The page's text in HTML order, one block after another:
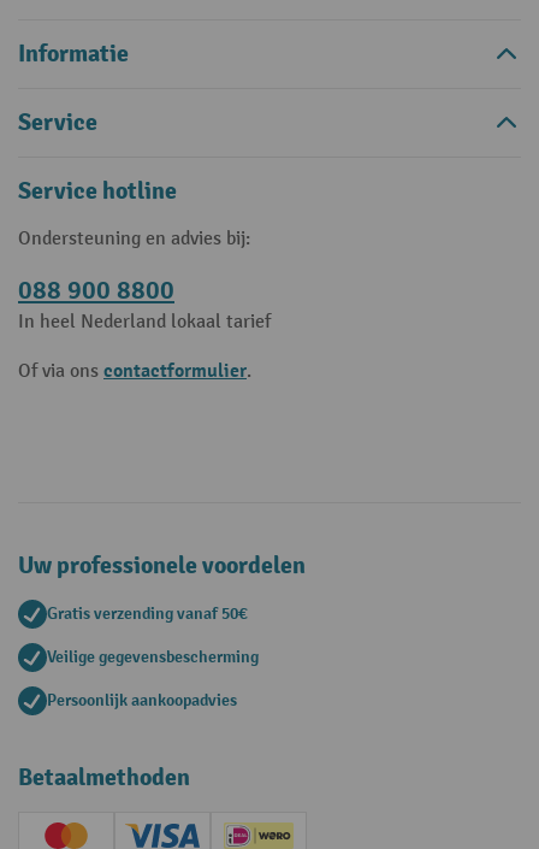
Informatie
Service
Service hotline
Ondersteuning en advies bij:
088 900 8800
In heel Nederland lokaal tarief
Of via ons contactformulier.
Uw professionele voordelen
Gratis verzending vanaf 50€
Veilige gegevensbescherming
Persoonlijk aankoopadvies
Betaalmethoden